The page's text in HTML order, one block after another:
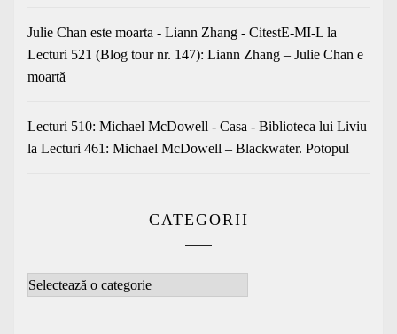
Julie Chan este moarta - Liann Zhang - CitestE-MI-L la
Lecturi 521 (Blog tour nr. 147): Liann Zhang – Julie Chan e
moartă
Lecturi 510: Michael McDowell - Casa - Biblioteca lui Liviu
la Lecturi 461: Michael McDowell – Blackwater. Potopul
CATEGORII
Categorii